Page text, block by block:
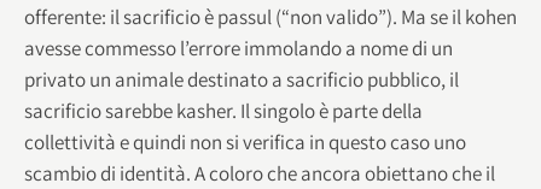
offerente: il sacrificio è passul (“non valido”). Ma se il kohen
avesse commesso l’errore immolando a nome di un
privato un animale destinato a sacrificio pubblico, il
sacrificio sarebbe kasher. Il singolo è parte della
collettività e quindi non si verifica in questo caso uno
scambio di identità. A coloro che ancora obiettano che il